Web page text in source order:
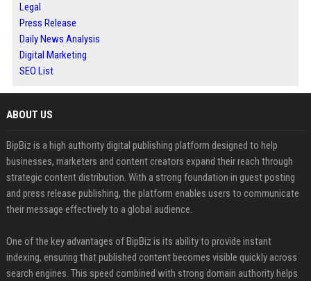
Legal
Press Release
Daily News Analysis
Digital Marketing
SEO List
ABOUT US
BipBiz is a high authority digital publishing platform designed to help
businesses, marketers and content creators expand their reach through
strategic content distribution. With a strong foundation in guest posting
and press release publishing, the platform enables users to communicate
their message effectively to a global audience.
One of the key advantages of BipBiz is its ability to provide instant
indexing, ensuring that published content becomes visible quickly across
search engines. This speed combined with strong domain authority helps